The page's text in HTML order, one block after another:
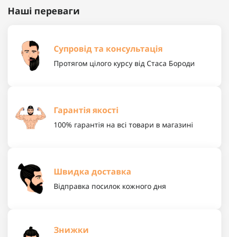
Наші переваги
Супровід та консультація
Протягом цілого курсу від Стаса Бороди
Гарантія якості
100% гарантія на всі товари в магазині
Швидка доставка
Відправка посилок кожного дня
Знижки